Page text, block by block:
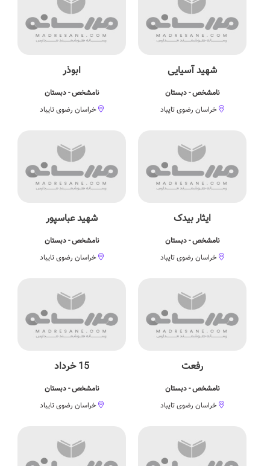
شهید آسیایی
نامشخص - دبستان
خراسان رضوی تایباد
ابوذر
نامشخص - دبستان
خراسان رضوی تایباد
ایثار بیدک
نامشخص - دبستان
خراسان رضوی تایباد
شهید عباسپور
نامشخص - دبستان
خراسان رضوی تایباد
رفعت
نامشخص - دبستان
خراسان رضوی تایباد
15 خرداد
نامشخص - دبستان
خراسان رضوی تایباد